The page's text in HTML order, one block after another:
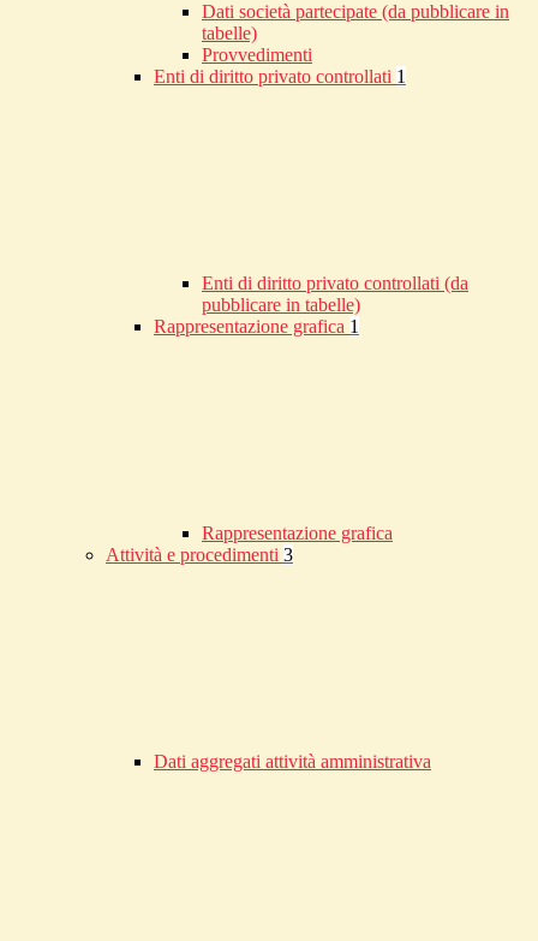
Dati società partecipate (da pubblicare in
tabelle)
Provvedimenti
Enti di diritto privato controllati 1
Enti di diritto privato controllati (da
pubblicare in tabelle)
Rappresentazione grafica 1
Rappresentazione grafica
Attività e procedimenti 3
Dati aggregati attività amministrativa